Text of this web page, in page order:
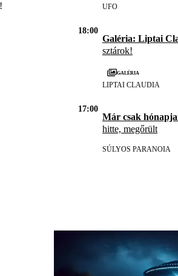
UFO
18:00
Galéria: Liptai
sztárok!
Galéria
LIPTAI CLAUDIA
17:00
Már csak
hitte, megőrült
SÚLYOS PARANOIA